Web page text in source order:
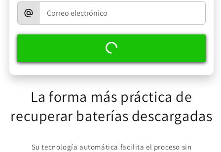
La forma más práctica de
recuperar baterías descargadas
Su tecnología automática facilita el proceso sin